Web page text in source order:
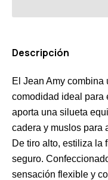
Descripción
El Jean Amy combina
comodidad ideal para
aporta una silueta
cadera y muslos para
De tiro alto, estiliza la
seguro.
sensación flexible y